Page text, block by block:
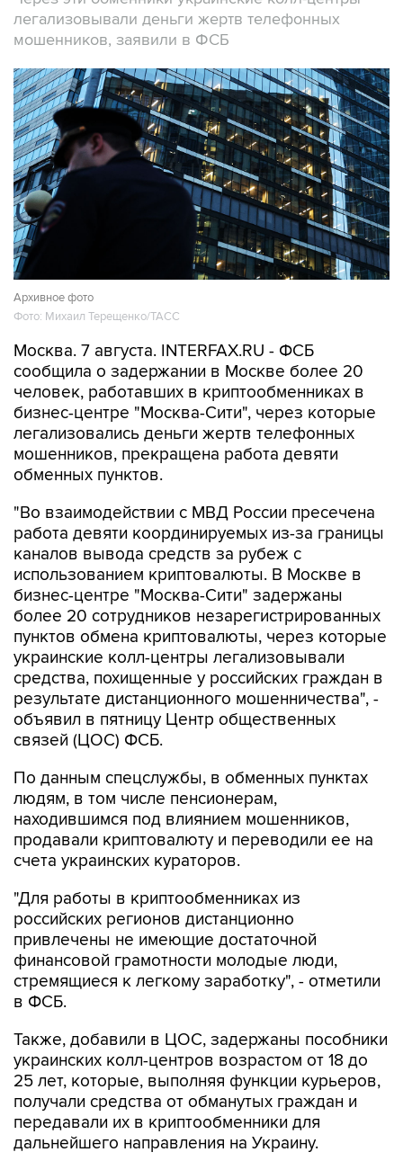
легализовывали деньги жертв телефонных
мошенников, заявили в ФСБ
Архивное фото
Фото: Михаил Терещенко/ТАСС
Москва. 7 августа. INTERFAX.RU - ФСБ
сообщила о задержании в Москве более 20
человек, работавших в криптообменниках в
бизнес-центре "Москва-Сити", через которые
легализовались деньги жертв телефонных
мошенников, прекращена работа девяти
обменных пунктов.
"Во взаимодействии с МВД России пресечена
работа девяти координируемых из-за границы
каналов вывода средств за рубеж с
использованием криптовалюты. В Москве в
бизнес-центре "Москва-Сити" задержаны
более 20 сотрудников незарегистрированных
пунктов обмена криптовалюты, через которые
украинские колл-центры легализовывали
средства, похищенные у российских граждан в
результате дистанционного мошенничества", -
объявил в пятницу Центр общественных
связей (ЦОС) ФСБ.
По данным спецслужбы, в обменных пунктах
людям, в том числе пенсионерам,
находившимся под влиянием мошенников,
продавали криптовалюту и переводили ее на
счета украинских кураторов.
"Для работы в криптообменниках из
российских регионов дистанционно
привлечены не имеющие достаточной
финансовой грамотности молодые люди,
стремящиеся к легкому заработку", - отметили
в ФСБ.
Также, добавили в ЦОС, задержаны пособники
украинских колл-центров возрастом от 18 до
25 лет, которые, выполняя функции курьеров,
получали средства от обманутых граждан и
передавали их в криптообменники для
дальнейшего направления на Украину.